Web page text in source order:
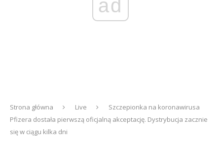
ad
Strona główna Live
Szczepionka na koronawirusa
Pfizera dostała pierwszą oficjalną akceptację. Dystrybucja zacznie
się w ciągu kilka dni